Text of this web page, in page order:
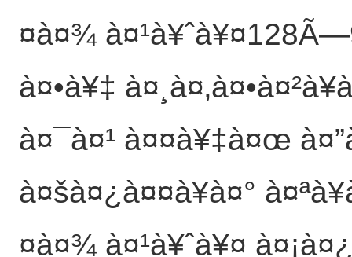
¤à¤¾
à¤•à¥‡
à¤¯à¤¹ à¤¤à¥‡à¤œ
à¤šà¤¿à¤¤à¥à¤°
¤à¤¾ à¤¹à¥ˆà¥¤